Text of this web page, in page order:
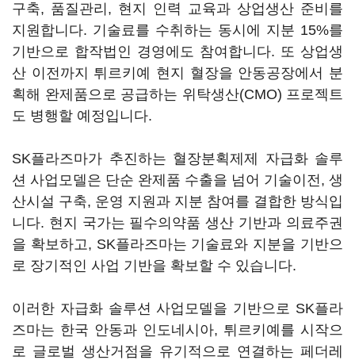
구축, 품질관리, 현지 인력 교육과 상업생산 준비를
지원합니다. 기술료를 수취하는 동시에 지분 15%를
기반으로 합작법인 경영에도 참여합니다. 또 상업생
산 이전까지 튀르키예 현지 혈장을 안동공장에서 분
획해 완제품으로 공급하는 위탁생산(CMO) 프로젝트
도 병행할 예정입니다.
SK플라즈마가 추진하는 혈장분획제제 자급화 솔루
션 사업모델은 단순 완제품 수출을 넘어 기술이전, 생
산시설 구축, 운영 지원과 지분 참여를 결합한 방식입
니다. 현지 국가는 필수의약품 생산 기반과 의료주권
을 확보하고, SK플라즈마는 기술료와 지분을 기반으
로 장기적인 사업 기반을 확보할 수 있습니다.
이러한 자급화 솔루션 사업모델을 기반으로 SK플라
즈마는 한국 안동과 인도네시아, 튀르키예를 시작으
로 글로벌 생산거점을 유기적으로 연결하는 페더레